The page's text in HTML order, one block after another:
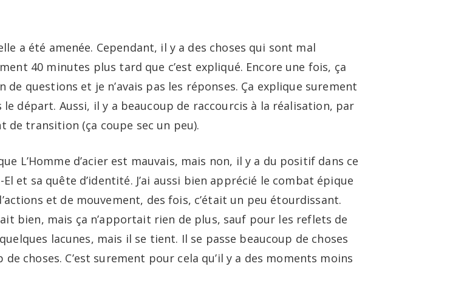
a été amenée. Cependant, il y a des choses qui sont mal
40 minutes plus tard que c’est expliqué. Encore une fois, ça
de questions et je n’avais pas les réponses. Ça explique surement
départ. Aussi, il y a beaucoup de raccourcis à la réalisation, par
de transition (ça coupe sec un peu).
L’Homme d’acier est mauvais, mais non, il y a du positif dans ce
et sa quête d’identité. J’ai aussi bien apprécié le combat épique
et de mouvement, des fois, c’était un peu étourdissant.
bien, mais ça n’apportait rien de plus, sauf pour les reflets de
lacunes, mais il se tient. Il se passe beaucoup de choses
choses. C’est surement pour cela qu’il y a des moments moins